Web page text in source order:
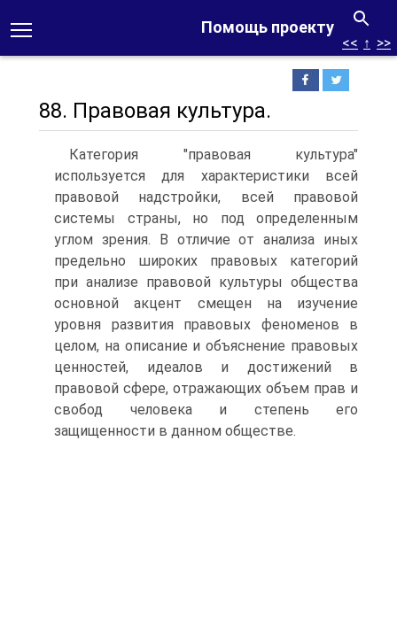
Помощь проекту
<< ↑ >>
88. Правовая культура.
Категория "правовая культура"
используется для характеристики всей
правовой надстройки, всей правовой
системы страны, но под определенным
углом зрения. В отличие от анализа иных
предельно широких правовых категорий
при анализе правовой культуры общества
основной акцент смещен на изучение
уровня развития правовых феноменов в
целом, на описание и объяснение правовых
ценностей, идеалов и достижений в
правовой сфере, отражающих объем прав и
свобод человека и степень его
защищенности в данном обществе.